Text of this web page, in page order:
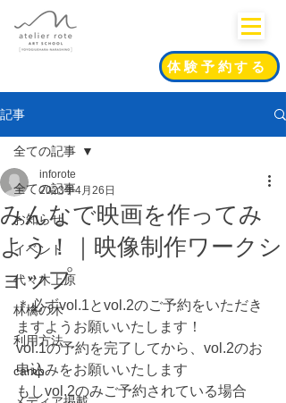
体験予約する
記事
全ての記事
お知らせ
イベント
代々木上原
林檎の木
利用方法
camp
全ての記事
みんなで映画を作ってみ
よう！｜映像制作ワークシ
ョップ
inforote
2023年4月26日
＊必ずvol.1とvol.2のご予約をいただき
ますようお願いいたします！
vol.1の予約を完了してから、vol.2のお
申込みをお願いいたします
もしvol.2のみご予約されている場合